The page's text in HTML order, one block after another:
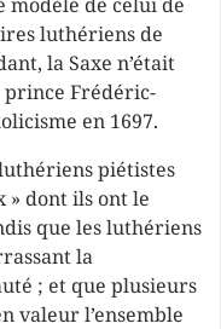
luthériens de
la Saxe n’était
Frédéric-
en 1697.
piétistes
» dont ils ont le
que les luthériens
la
; et que plusieurs
valeur l’ensemble